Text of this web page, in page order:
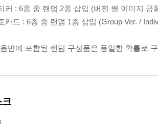
커 : 6종 중 랜덤 2종 삽입 (버전 별 이미지 공
카드 : 6종 중 랜덤 1종 삽입 (Group Ver. /
반에 포함된 랜덤 구성품은 동일한 확률로
크